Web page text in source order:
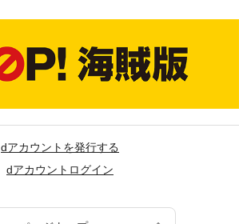
dアカウントを発行する
dアカウントログイン